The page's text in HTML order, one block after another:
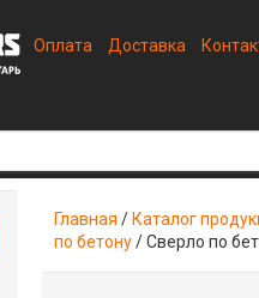
Оплата Доставка
Главная / Каталог
по бетону/Сверло по